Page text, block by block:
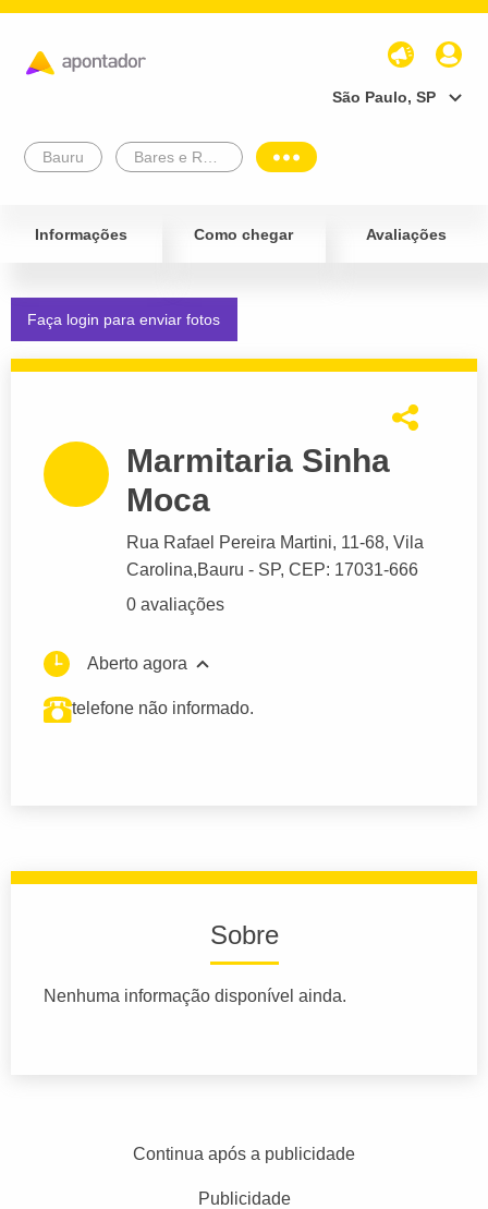
São Paulo, SP
Bauru
Informações Como chegar Avaliações
Faça login para enviar fotos
Marmitaria Sinha
Moca
Rua Rafael Pereira Martini, 11-68, Vila
Carolina,Bauru - SP, CEP: 17031-666
0 avaliações
Aberto agora
telefone não informado.
Sobre
Nenhuma informação disponível ainda.
Continua após a publicidade
Publicidade